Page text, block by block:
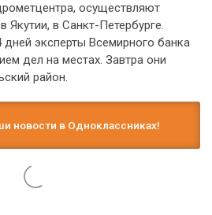
осуществляют
Якутии, в Санкт-Петербурге.
эксперты Всемирного банка
дел на местах. Завтра они
район.
новости в Одноклассниках!